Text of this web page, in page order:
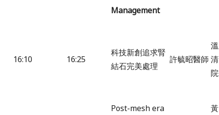
Management
16:10 16:25
科技新創追求腎
結石完美處理
許毓昭醫師
Post-mesh era